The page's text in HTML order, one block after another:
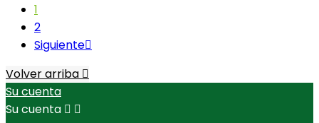
1
2
Siguiente
Volver arriba 
Su cuenta
Su cuenta  